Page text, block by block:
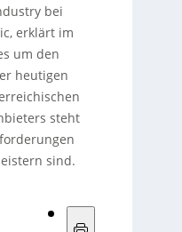
bei
erklärt im
um den
heutigen
steht
sind.